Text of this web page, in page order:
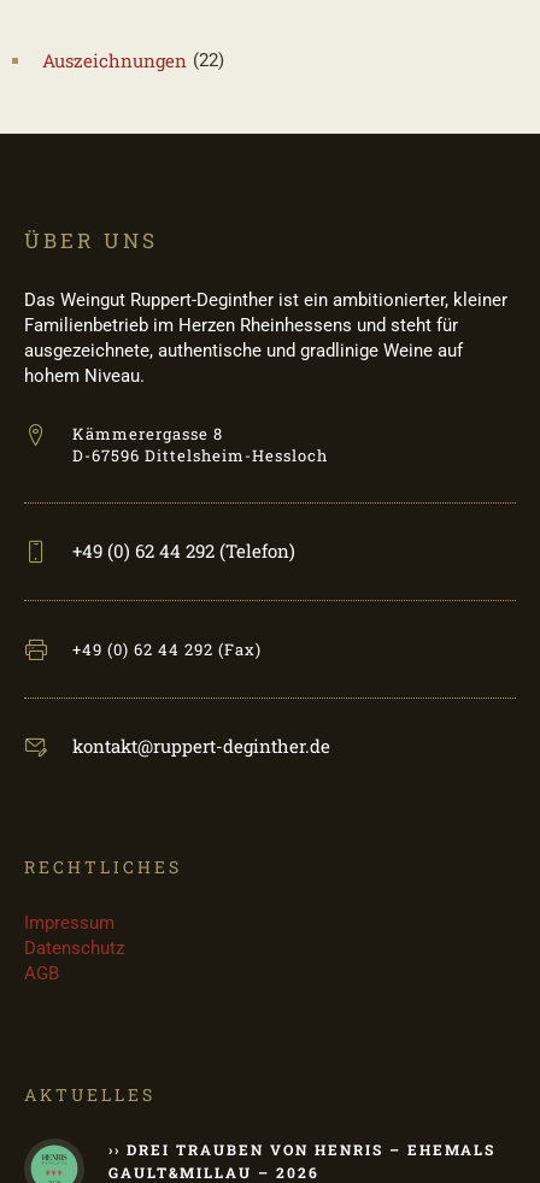
Auszeichnungen (22)
ÜBER UNS
Das Weingut Ruppert-Deginther ist ein ambitionierter, kleiner
Familienbetrieb im Herzen Rheinhessens und steht für
ausgezeichnete, authentische und gradlinige Weine auf
hohem Niveau.
Kämmerergasse 8
D-67596 Dittelsheim-Hessloch
+49 (0) 62 44 292 (Telefon)
+49 (0) 62 44 292 (Fax)
kontakt@ruppert-deginther.de
RECHTLICHES
Impressum
Datenschutz
AGB
AKTUELLES
›› DREI TRAUBEN VON HENRIS – EHEMALS
GAULT&MILLAU – 2026